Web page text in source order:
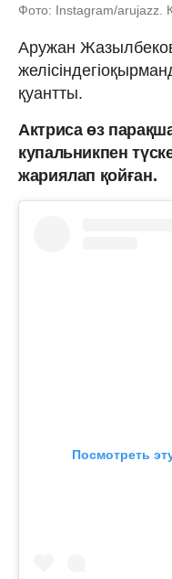
Фото: Instagram/arujazz.
Аружан
қуантты.
Актриса өз
купальникпен
жариялап қойған.
Посмотреть